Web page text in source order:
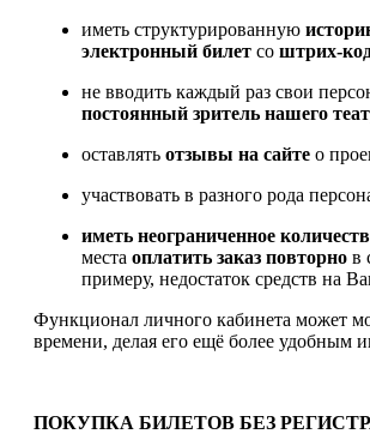
иметь структурированную
электронный билет со штрих-
не вводить каждый раз свои
постоянный зритель нашего
оставлять отзывы на сайте о
участвовать в разного рода
иметь неограниченное
места оплатить заказ повторно в
примеру, недостаток средств на
Функционал личного кабинета может
времени, делая его ещё более удобным
ПОКУПКА БИЛЕТОВ БЕЗ